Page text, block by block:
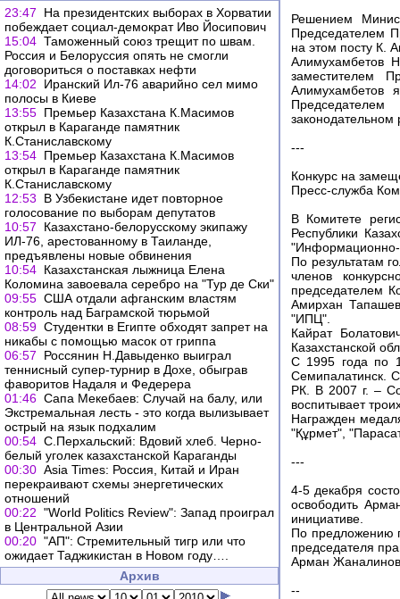
23:47
На президентских выборах в Хорватии
побеждает социал-демократ Иво Йосипович
15:04 Таможенный союз трещит по швам.
Россия и Белоруссия опять не смогли
договориться о поставках нефти
14:02
Иранский Ил-76 аварийно сел мимо
полосы в Киеве
13:55 Премьер Казахстана К.Масимов
открыл в Караганде памятник
К.Станиславскому
13:54 Премьер Казахстана К.Масимов
открыл в Караганде памятник
К.Станиславскому
12:53
В Узбекистане идет повторное
голосование по выборам депутатов
10:57
Казахстано-белорусскому экипажу
ИЛ-76, арестованному в Таиланде,
предъявлены новые обвинения
10:54 Казахстанская лыжница Елена
Коломина завоевала серебро на "Тур де Ски"
09:55 США отдали афганским властям
контроль над Баграмской тюрьмой
08:59 Студентки в Египте обходят запрет на
никабы с помощью масок от гриппа
06:57
Россянин Н.Давыденко выиграл
теннисный супер-турнир в Дохе, обыграв
фаворитов Надаля и Федерера
01:46 Сапа Мекебаев: Случай на балу, или
Экстремальная лесть - это когда вылизывает
острый на язык подхалим
00:54 С.Перхальский: Вдовий хлеб. Черно-
белый уголек казахстанской Караганды
00:30 Asia Times: Россия, Китай и Иран
перекраивают схемы энергетических
отношений
00:22 "World Politics Review": Запад проиграл
в Центральной Азии
00:20 "АП": Стремительный тигр или что
ожидает Таджикистан в Новом году….
Архив
Решением
Председателем
на этом посту К.
Алимухамбетов
заместителем
Алимухамбетов
законодательном
---
Конкурс на
Пресс-служба
В Комитете
Республики
"Информационно-
По результатам
членов
председателем
Амирхан
"ИПЦ".
Кайрат
Казахстанской
С 1995 года по
Семипалатинск.
РК. В 2007 г. –
воспитывает
Награжден
"Құрмет",
---
4-5 декабря
освободить
инициативе.
По предложению
председателя
Арман Жаналинов
--